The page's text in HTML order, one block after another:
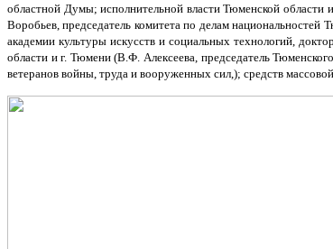
областной Думы; исполнительной власти Тюменской области
Воробьев, председатель комитета по делам
академии культуры искусств и социальных технологий,
области и г. Тюмени (В.Ф. Алексеева, председатель
ветеранов войны, труда и вооруженных сил,); средств